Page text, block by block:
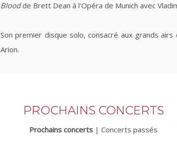
Bloodde Brett Dean à l'Opéra de Munich avec
Son premier disque solo, consacré aux grands
Arion.
PROCHAINS CONCERTS
Prochains concerts | Concerts passés